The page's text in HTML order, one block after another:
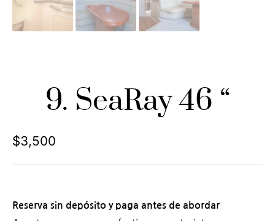
9. SeaRay 46 “
$3,500
Reserva sin depósito y paga antes de abordar